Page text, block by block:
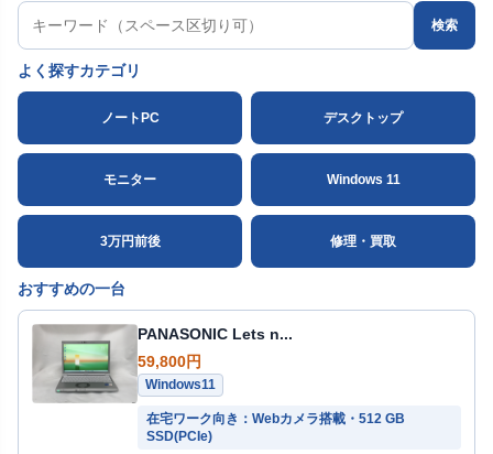
検索
よく探すカテゴリ
ノートPC デスクトップ
モニター Windows 11
3万円前後 修理・買取
おすすめの一台
PANASONIC Lets n...
59,800円
Windows11
在宅ワーク向き：Webカメラ搭載・512 GB
SSD(PCIe)